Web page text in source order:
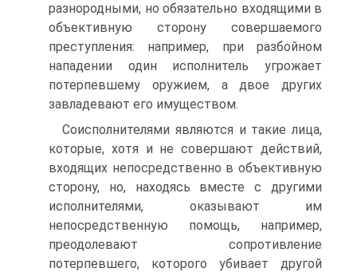
разнородными, но обязательно входящими в
объективную сторону совершаемого
преступления: например, при разбойном
нападении один исполнитель угрожает
потерпевшему оружием, а двое других
завладевают его имуществом.
Соисполнителями являются и такие лица,
которые, хотя и не совершают действий,
входящих непосредственно в объективную
сторону, но, находясь вместе с другими
исполнителями, оказывают им
непосредственную помощь, например,
преодолевают сопротивление
потерпевшего, которого убивает другой